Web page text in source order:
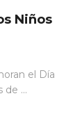
Niños
el Día
de ...